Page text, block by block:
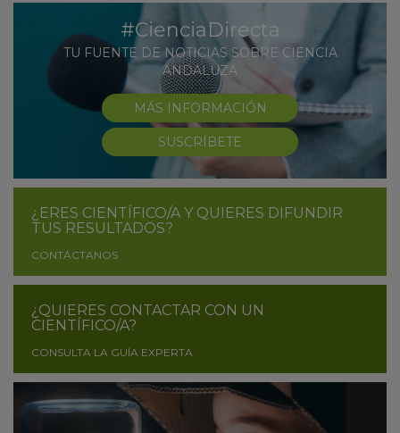
#CienciaDirecta
TU FUENTE DE NOTICIAS SOBRE CIENCIA
ANDALUZA
MÁS INFORMACIÓN
SUSCRÍBETE
¿ERES CIENTÍFICO/A Y QUIERES DIFUNDIR
TUS RESULTADOS?
CONTÁCTANOS
¿QUIERES CONTACTAR CON UN
CIENTÍFICO/A?
CONSULTA LA GUÍA EXPERTA